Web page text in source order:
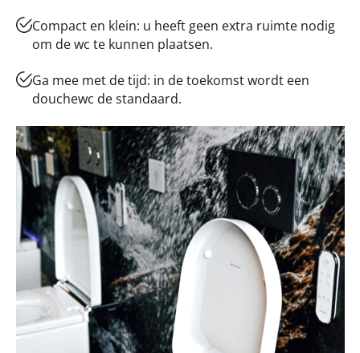
Compact en klein: u heeft geen extra ruimte nodig
om de wc te kunnen plaatsen.
Ga mee met de tijd: in de toekomst wordt een
douchewc de standaard.